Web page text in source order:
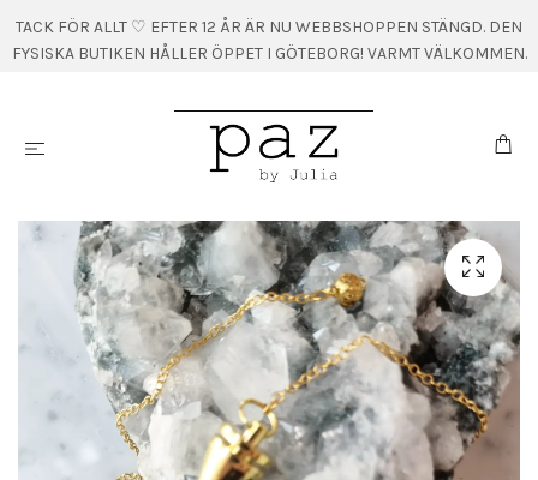
TACK FÖR ALLT ♡ EFTER 12 ÅR ÄR NU WEBBSHOPPEN STÄNGD. DEN
FYSISKA BUTIKEN HÅLLER ÖPPET I GÖTEBORG! VARMT VÄLKOMMEN.